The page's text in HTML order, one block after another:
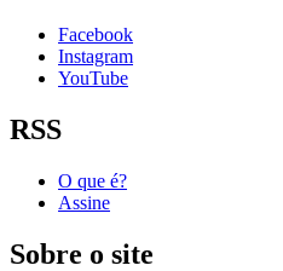
Facebook
Instagram
YouTube
RSS
O que é?
Assine
Sobre o site